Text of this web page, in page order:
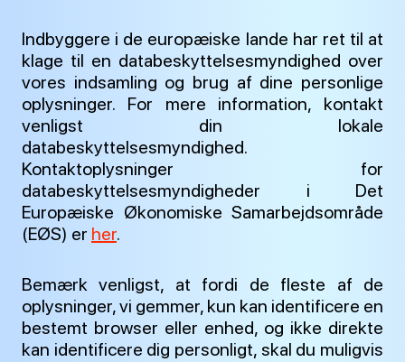
Indbyggere i de europæiske lande har ret til at
klage til en databeskyttelsesmyndighed over
vores indsamling og brug af dine personlige
oplysninger. For mere information, kontakt
venligst din lokale
databeskyttelsesmyndighed.
Kontaktoplysninger for
databeskyttelsesmyndigheder i Det
Europæiske Økonomiske Samarbejdsområde
(EØS) er her.
Bemærk venligst, at fordi de fleste af de
oplysninger, vi gemmer, kun kan identificere en
bestemt browser eller enhed, og ikke direkte
kan identificere dig personligt, skal du muligvis